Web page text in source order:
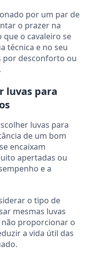
por um par de
o prazer na
o cavaleiro se
técnica e no seu
por desconforto ou
luvas para
luvas para
de um bom
encaixam
apertadas ou
e a
o tipo de
mesmas luvas
proporcionar o
a vida útil das